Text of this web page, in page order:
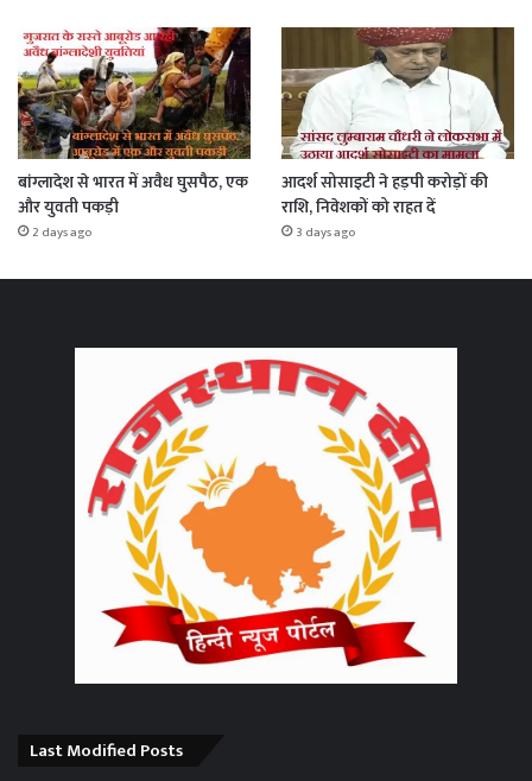
बांग्लादेश से भारत में अवैध घुसपैठ, एक
और युवती पकड़ी
2 days ago
आदर्श सोसाइटी ने हड़पी करोड़ों की
राशि, निवेशकों को राहत दें
3 days ago
Last Modified Posts